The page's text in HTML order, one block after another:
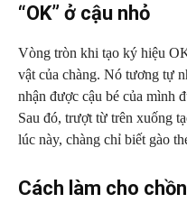
“OK” ở cậu nhỏ
Vòng tròn khi tạo ký hiệu
vật của chàng. Nó tương tự
nhận được cậu bé của mình
Sau đó, trượt từ trên xuống
lúc này, chàng chỉ biết gào
Cách làm cho